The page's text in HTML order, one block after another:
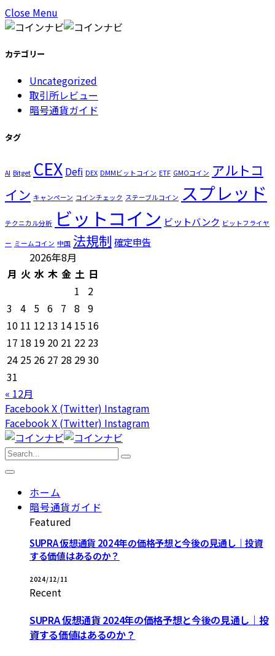
Close Menu
カテゴリー
Uncategorized
取引所レビュー
暗号通貨ガイド
タグ
AI Bitget CEX Defi DEX DMMビットコイン ETF GMOコイン アルトコ
イン キャンペーン コインチェック ステーブルコイン スプレッド
テクニカル分析 ビットコイン ビットバンク ビットフライヤ
ー ミームコイン 中国 法規制 確定申告
2026年8月
月 火 水 木 金 土 日
1
2
3 4 5 6 7 8 9
10 11 12 13 14 15 16
17 18 19 20 21 22 23
24 25 26 27 28 2930
31
« 12月
FacebookX (Twitter) Instagram
FacebookX (Twitter) Instagram
ホーム
暗号通貨ガイド
Featured
SUPRA 仮想通貨 2024年の価格予想と今後の見通し｜投資
する価値はあるのか？
2024/12/11
Recent
SUPRA 仮想通貨 2024年の価格予想と今後の見通し｜投
資する価値はあるのか？